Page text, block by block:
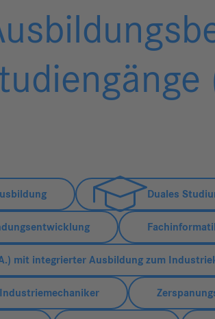
Duales
mit integrierter Ausbildung zum
Industriemechaniker